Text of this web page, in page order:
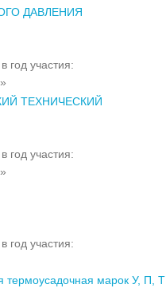
ДАВЛЕНИЯ
год участия:
ТЕХНИЧЕСКИЙ
год участия:
год участия:
термоусадочная марок У, П, Т